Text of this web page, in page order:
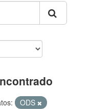
ODS